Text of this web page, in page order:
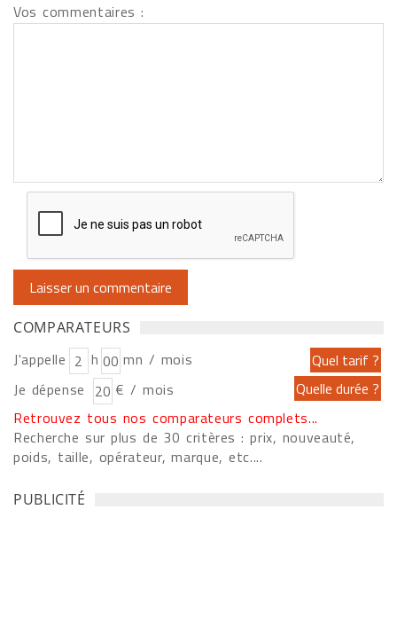
Vos commentaires :
COMPARATEURS
J'appelle h
mn / mois
Je dépense
€ / mois
Retrouvez tous nos comparateurs complets...
Recherche sur plus de 30 critères : prix, nouveauté,
poids, taille, opérateur, marque, etc....
PUBLICITÉ